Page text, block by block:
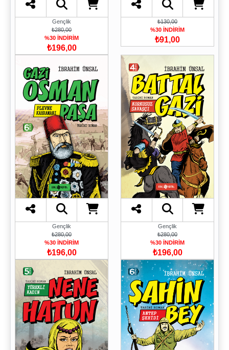
Gençlik
₺280,00
%30 İNDİRİM
₺196,00
₺130,00
%30 İNDİRİM
₺91,00
Gençlik
₺280,00
%30 İNDİRİM
₺196,00
Gençlik
₺280,00
%30 İNDİRİM
₺196,00